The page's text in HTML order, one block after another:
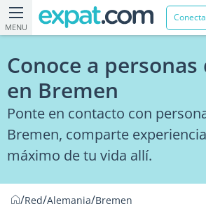
MENU
Conoce a
en Bremen
Ponte en contacto con
Bremen, comparte
máximo de tu vida allí.
/Red/Alemania/Bremen